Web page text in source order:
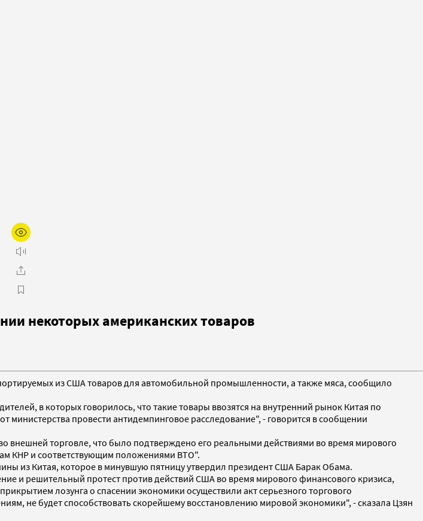
некоторых американских товаров
из США товаров для автомобильной промышленности, а также мяса, сообщило
в которых говорилось, что такие товары ввозятся на внутренний рынок Китая по
провести антидемпинговое расследование", - говорится в сообщении
внешней торговле, что было подтверждено его реальными действиями во время мирового
КНР и соответствующим положениями ВТО".
из Китая, которое в минувшую пятницу утвердил президент США Барак Обама.
и решительный протест против действий США во время мирового финансового кризиса,
лозунга о спасении экономики осуществили акт серьезного торгового
не будет способствовать скорейшему восстановлению мировой экономики", - сказала Цзян